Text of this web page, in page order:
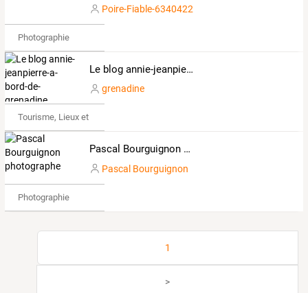
Poire-Fiable-6340422
Photographie
Le blog annie-jeanpierre-a-bord-de-grenadine
grenadine
Tourisme, Lieux et Événements
Pascal Bourguignon photographe
Pascal Bourguignon
Photographie
1
>